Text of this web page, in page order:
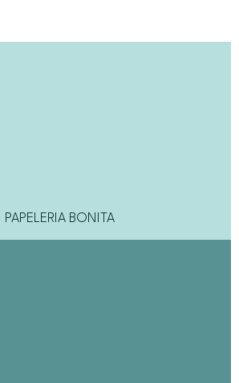
PAPELERIA BONITA